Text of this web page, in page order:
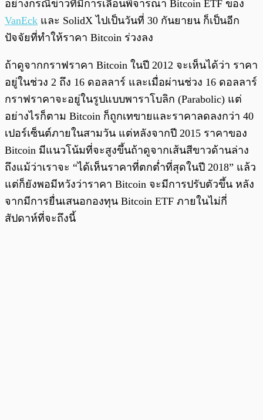
อย่างกรณีข่าวที่มีการเลื่อนพิจารณา Bitcoin ETF ของ
VanEck และ SolidX ไปเป็นวันที่ 30 กันยายน ก็เป็นอีก
ปัจจัยที่ทำให้ราคา Bitcoin ร่วงลง
ถ้าดูจากกราฟราคา Bitcoin ในปี 2012 จะเห็นได้ว่า ราคา
อยู่ในช่วง 2 ถึง 16 ดอลลาร์ และเมื่อผ่านช่วง 16 ดอลลาร์
กราฟราคาจะอยู่ในรูปแบบพาราโบลิก (Parabolic) แต่
อย่างไรก็ตาม Bitcoin ก็ถูกเทขายและราคาลดลงกว่า 40
เปอร์เซ็นต์ภายในสามวัน แต่หลังจากปี 2015 ราคาของ
Bitcoin มีแนวโน้มที่จะสูงขึ้นถ้าดูจากเส้นสีขาวด้านล่าง
ถึงแม้ว่าเราจะ “ได้เห็นราคาที่ตกต่ำที่สุดในปี 2018” แล้ว
แต่ก็ยังพอมีหวังว่าราคา Bitcoin จะมีการปรับตัวขึ้น หลัง
จากมีการยื่นเสนอกองทุน Bitcoin ETF ภายในไม่กี่
สัปดาห์ที่จะถึงนี้